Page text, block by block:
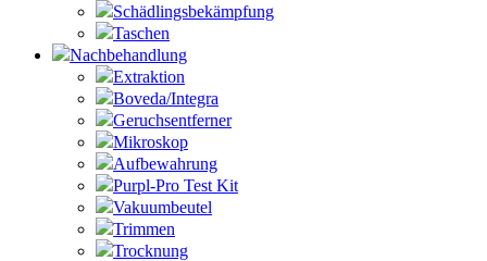
Schädlingsbekämpfung
Taschen
Nachbehandlung
Extraktion
Boveda/Integra
Geruchsentferner
Mikroskop
Aufbewahrung
Purpl-Pro Test Kit
Vakuumbeutel
Trimmen
Trocknung